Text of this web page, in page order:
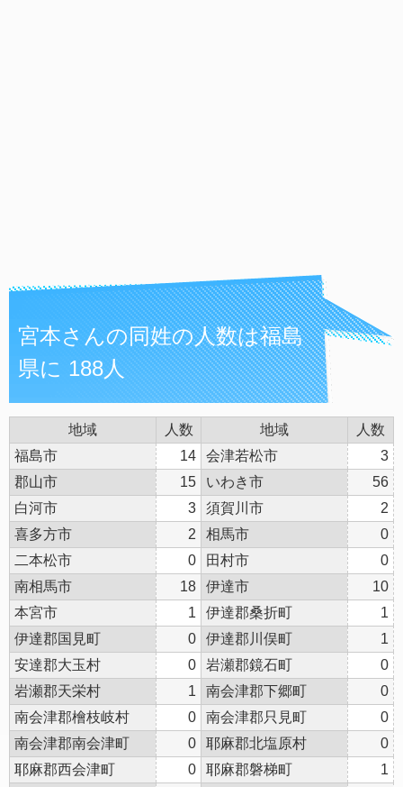
宮本さんの同姓の人数は福島
県に 188人
地域 人数 地域
人数
福島市
14 会津若松市
3
郡山市
15 いわき市
56
白河市
3 須賀川市
2
喜多方市
2 相馬市
0
二本松市
0 田村市
0
南相馬市
18 伊達市
10
本宮市
1 伊達郡桑折町
1
伊達郡国見町
0 伊達郡川俣町
1
安達郡大玉村
0 岩瀬郡鏡石町
0
岩瀬郡天栄村
1 南会津郡下郷町
0
南会津郡檜枝岐村
0 南会津郡只見町
0
南会津郡南会津町
0 耶麻郡北塩原村
0
耶麻郡西会津町
0 耶麻郡磐梯町
1